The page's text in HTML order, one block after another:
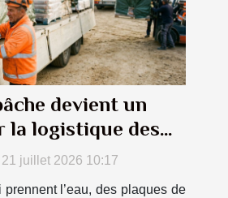
devient un
la logistique des
21 juillet 2026 10:17
prennent l’eau, des plaques de